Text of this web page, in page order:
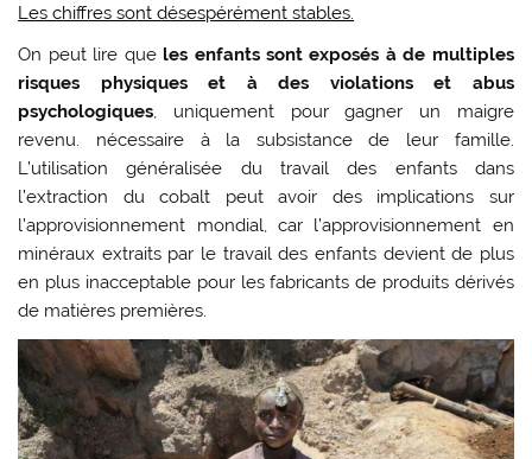
Les chiffres sont désespérément stables.
On peut lire que les enfants sont exposés à de multiples
risques physiques et à des violations et abus
psychologiques, uniquement pour gagner un maigre
revenu. nécessaire à la subsistance de leur famille.
L’utilisation généralisée du travail des enfants dans
l’extraction du cobalt peut avoir des implications sur
l’approvisionnement mondial, car l’approvisionnement en
minéraux extraits par le travail des enfants devient de plus
en plus inacceptable pour les fabricants de produits dérivés
de matières premières.